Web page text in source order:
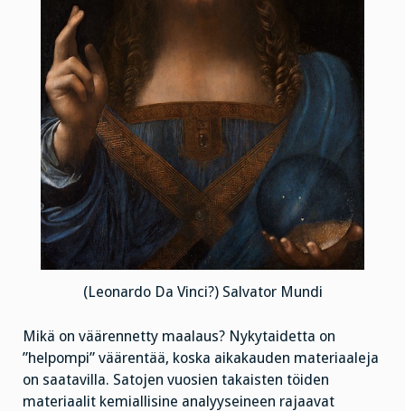
(Leonardo Da Vinci?) Salvator Mundi
Mikä on väärennetty maalaus? Nykytaidetta on
”helpompi” väärentää, koska aikakauden materiaaleja
on saatavilla. Satojen vuosien takaisten töiden
materiaalit kemiallisine analyyseineen rajaavat